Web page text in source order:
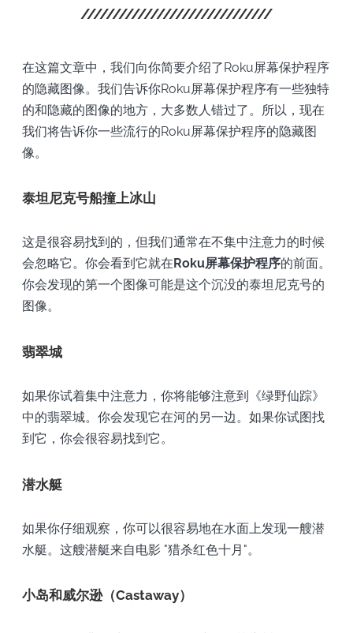
在这篇文章中，我们向你简要介绍了Roku屏幕保护程序
的隐藏图像。我们告诉你Roku屏幕保护程序有一些独特
的和隐藏的图像的地方，大多数人错过了。所以，现在
我们将告诉你一些流行的Roku屏幕保护程序的隐藏图
像。
泰坦尼克号船撞上冰山
这是很容易找到的，但我们通常在不集中注意力的时候
会忽略它。你会看到它就在 Roku屏幕保护程序的前面。
你会发现的第一个图像可能是这个沉没的泰坦尼克号的
图像。
翡翠城
如果你试着集中注意力，你将能够注意到《绿野仙踪》
中的翡翠城。你会发现它在河的另一边。如果你试图找
到它，你会很容易找到它。
潜水艇
如果你仔细观察，你可以很容易地在水面上发现一艘潜
水艇。这艘潜艇来自电影 "猎杀红色十月"。
小岛和威尔逊（Castaway）